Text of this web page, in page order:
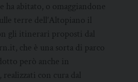
ha abitato, o omaggiandone
terre dell’Altopiano il
gli itinerari proposti dal
che è una sorta di parco
però anche in
realizzati con cura dal